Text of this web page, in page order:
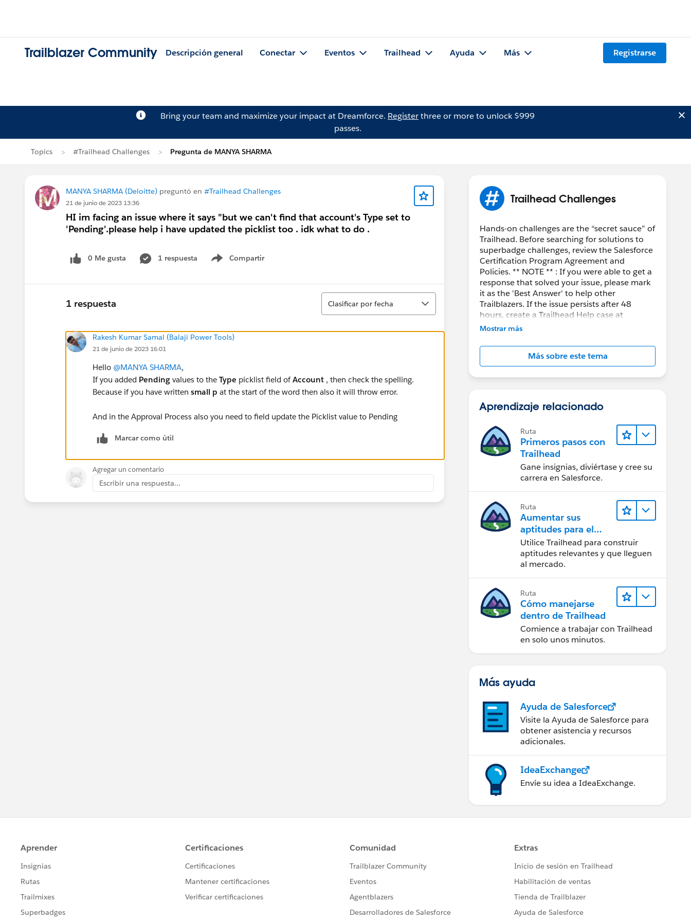
Trailblazer Community Descripción general Conectar Eventos Trailhead Ayuda Más Registrarse
Bring your team and maximize your impact at Dreamforce. Registerthree or more to unlock $999
passes.
Topics #Trailhead Challenges Pregunta de MANYA SHARMA
MANYA SHARMA (Deloitte) preguntó en #Trailhead Challenges
21 de junio de 2023 13:36
HI im facing an issue where it says "but we can't find that account's Type set to
'Pending'.please help i have updated the picklist too . idk what to do .
0 Me gusta 1 respuesta Compartir
Show menu
1 respuesta
Ordenar
Clasificar por fecha
Rakesh Kumar Samal (Balaji Power Tools)
21 de junio de 2023 16:01
Hello @MANYA SHARMA,
If you added Pending values to the Type picklist field ofAccount , then check the spelling.
Because if you have written small p at the start of the word then also it will throw error.
And in the Approval Process also you need to field update the Picklist value to Pending
Marcar como útil
Agregar un comentario
Escribir una respuesta...
Trailhead Challenges
Hands-on challenges are the “secret sauce” of
Trailhead. Before searching for solutions to
superbadge challenges, review the Salesforce
Certification Program Agreement and
Policies. ** NOTE ** : If you were able to get a
response that solved your issue, please mark
it as the 'Best Answer' to help other
Trailblazers. If the issue persists after 48
hours, create a Trailhead Help case at
https://help.salesforce.com/s/support
Mostrar más
Más sobre este tema
Aprendizaje relacionado
Ruta
Primeros pasos con
Trailhead
Gane insignias, diviértase y cree su
carrera en Salesforce.
Ruta
Aumentar sus
aptitudes para el
futuro con Trailhead
Utilice Trailhead para construir
aptitudes relevantes y que lleguen
al mercado.
Ruta
Cómo manejarse
dentro de Trailhead
Comience a trabajar con Trailhead
en solo unos minutos.
Más ayuda
Ayuda de Salesforce
Visite la Ayuda de Salesforce para
obtener asistencia y recursos
adicionales.
IdeaExchange
Envíe su idea a IdeaExchange.